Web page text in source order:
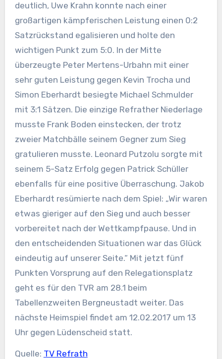
deutlich, Uwe Krahn konnte nach einer
großartigen kämpferischen Leistung einen 0:2
Satzrückstand egalisieren und holte den
wichtigen Punkt zum 5:0. In der Mitte
überzeugte Peter Mertens-Urbahn mit einer
sehr guten Leistung gegen Kevin Trocha und
Simon Eberhardt besiegte Michael Schmulder
mit 3:1 Sätzen. Die einzige Refrather Niederlage
musste Frank Boden einstecken, der trotz
zweier Matchbälle seinem Gegner zum Sieg
gratulieren musste. Leonard Putzolu sorgte mit
seinem 5-Satz Erfolg gegen Patrick Schüller
ebenfalls für eine positive Überraschung. Jakob
Eberhardt resümierte nach dem Spiel: „Wir waren
etwas gieriger auf den Sieg und auch besser
vorbereitet nach der Wettkampfpause. Und in
den entscheidenden Situationen war das Glück
eindeutig auf unserer Seite.“ Mit jetzt fünf
Punkten Vorsprung auf den Relegationsplatz
geht es für den TVR am 28.1 beim
Tabellenzweiten Bergneustadt weiter. Das
nächste Heimspiel findet am 12.02.2017 um 13
Uhr gegen Lüdenscheid statt.
Quelle: TV Refrath